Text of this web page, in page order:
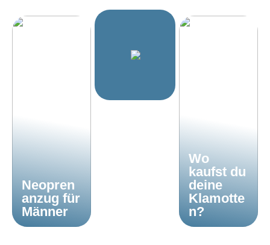
Neopren
anzug für
Männer
Wo
kaufst du
deine
Klamotte
n?